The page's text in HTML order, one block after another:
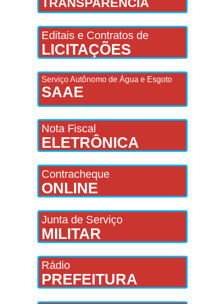
Editais e Contratos de
LICITAÇÕES
Serviço Autônomo de Água e Esgoto
SAAE
Nota Fiscal
ELETRÔNICA
Contracheque
ONLINE
Junta de Serviço
MILITAR
Rádio
PREFEITURA